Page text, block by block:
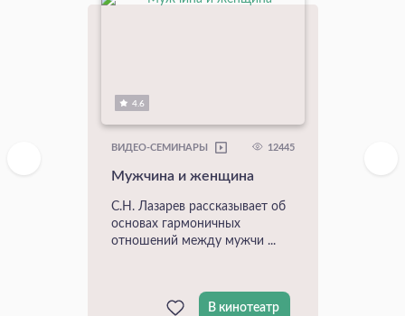
4.6
ВИДЕО-СЕМИНАРЫ 12445
Мужчина и женщина
С.Н. Лазарев рассказывает об
основах гармоничных
отношений между мужчи ...
В кинотеатр